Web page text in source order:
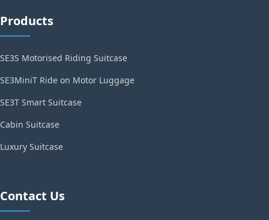
Products
SE3S Motorised Riding Suitcase
SE3MiniT Ride on Motor Luggage
SE3T Smart Suitcase
Cabin Suitcase
Luxury Suitcase
Contact Us